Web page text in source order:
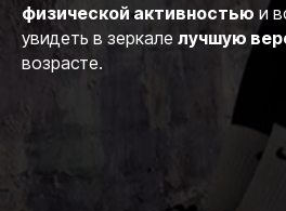
физической активностью и
увидеть в зеркале лучшую
возрасте.